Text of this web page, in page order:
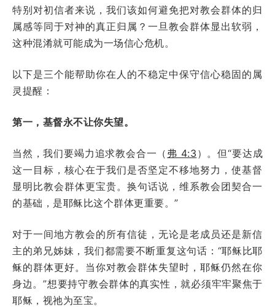
特别对初信者来说，我们该如何避免把对教会群体的归
属感等同于对神的真正归属？一旦教会群体显出软弱，
这种混淆就可能成为一场信心危机。
以下是三个能帮助你在人的不稳定中保守信心稳固的属
灵提醒：
第一，基督永不让你失望。
当然，我们要竭力追求教会合一（ 弗 4:3 ）。但“要达成
这一目标，核心在于我们是否坚定不移地努力，使基督
显明比教会群体更宝贵。换句话说，维系教会团契合一
的基础，是耶稣比这个群体更重要。”
对于一间地方教会的所有信徒，无论是老成员还是新信
主的弟兄姊妹，我们都需要不断重复这句话：“耶稣比耶
稣的群体更好。当你对教会群体失望时，耶稣仍然在你
身边。”想要持守教会群体的真实性，就必须牢牢聚焦于
耶稣，视祂为至宝。